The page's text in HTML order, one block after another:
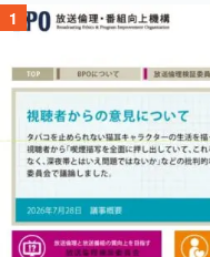
1